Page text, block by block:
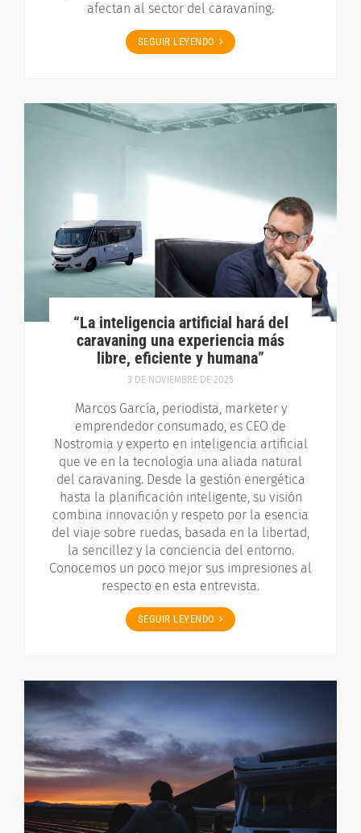
afectan al sector del caravaning.
SEGUIR LEYENDO
“La inteligencia artificial hará del
caravaning una experiencia más
libre, eficiente y humana”
3 DE NOVIEMBRE DE 2025
Marcos García, periodista, marketer y
emprendedor consumado, es CEO de
Nostromia y experto en inteligencia artificial
que ve en la tecnología una aliada natural
del caravaning. Desde la gestión energética
hasta la planificación inteligente, su visión
combina innovación y respeto por la esencia
del viaje sobre ruedas, basada en la libertad,
la sencillez y la conciencia del entorno.
Conocemos un poco mejor sus impresiones al
respecto en esta entrevista.
SEGUIR LEYENDO